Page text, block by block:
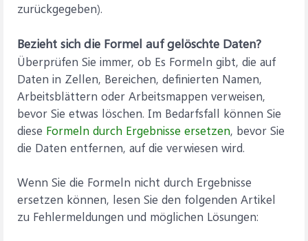
zurückgegeben).
Bezieht sich die Formel auf gelöschte Daten?
Überprüfen Sie immer, ob Es Formeln gibt, die auf
Daten in Zellen, Bereichen, definierten Namen,
Arbeitsblättern oder Arbeitsmappen verweisen,
bevor Sie etwas löschen. Im Bedarfsfall können Sie
diese Formeln durch Ergebnisse ersetzen, bevor Sie
die Daten entfernen, auf die verwiesen wird.
Wenn Sie die Formeln nicht durch Ergebnisse
ersetzen können, lesen Sie den folgenden Artikel
zu Fehlermeldungen und möglichen Lösungen: